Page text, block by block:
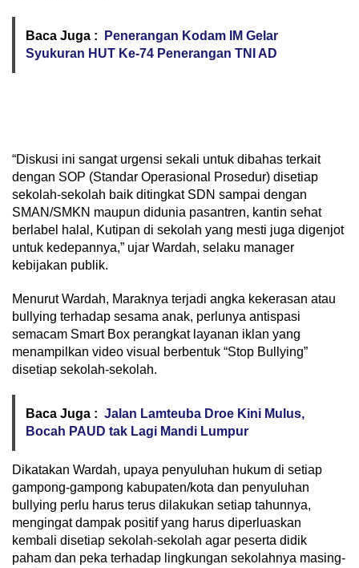
Baca Juga :
Penerangan Kodam IM Gelar
Syukuran HUT Ke-74 Penerangan TNI AD
“Diskusi ini sangat urgensi sekali untuk dibahas terkait
dengan SOP (Standar Operasional Prosedur) disetiap
sekolah-sekolah baik ditingkat SDN sampai dengan
SMAN/SMKN maupun didunia pasantren, kantin sehat
berlabel halal, Kutipan di sekolah yang mesti juga digenjot
untuk kedepannya,” ujar Wardah, selaku manager
kebijakan publik.
Menurut Wardah, Maraknya terjadi angka kekerasan atau
bullying terhadap sesama anak, perlunya antispasi
semacam Smart Box perangkat layanan iklan yang
menampilkan video visual berbentuk “Stop Bullying”
disetiap sekolah-sekolah.
Baca Juga : Jalan Lamteuba Droe Kini Mulus,
Bocah PAUD tak Lagi Mandi Lumpur
Dikatakan Wardah, upaya penyuluhan hukum di setiap
gampong-gampong kabupaten/kota dan penyuluhan
bullying perlu harus terus dilakukan setiap tahunnya,
mengingat dampak positif yang harus diperluaskan
kembali disetiap sekolah-sekolah agar peserta didik
paham dan peka terhadap lingkungan sekolahnya masing-